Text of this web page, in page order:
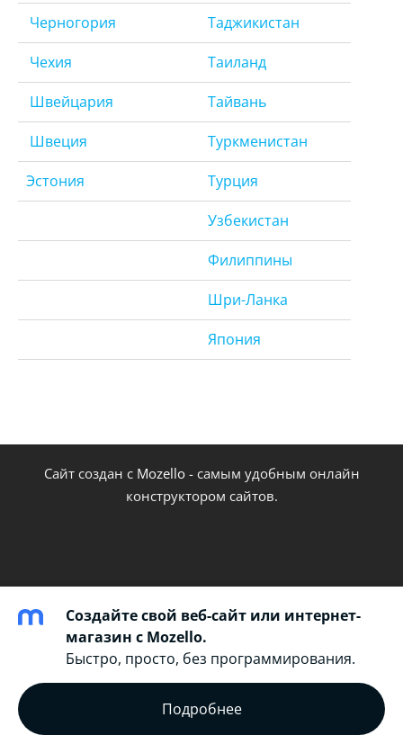
Черногория
Таджикистан
Чехия
Таиланд
Швейцария
Тайвань
Швеция
Туркменистан
Эстония
Турция
Узбекистан
Филиппины
Шри-Ланка
Япония
Сайт создан с Mozello- самым удобным онлайн
конструктором сайтов.
Создайте свой веб-сайт или интернет-
магазин с Mozello.
Быстро, просто, без программирования.
Подробнее